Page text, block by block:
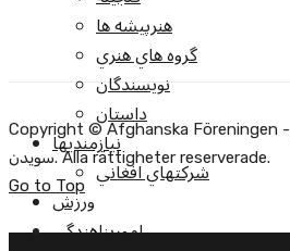
هنرپيشه ها
گروه هاي هنري
نويسندگان
داستان
نيازمنديها
شرکتهاي افغاني
ورزش
امورپناهندگي
Copyright © Afghanska Föreningen - انجمن افغانها در
سویدن. Alla rättigheter reserverade.
Go to Top